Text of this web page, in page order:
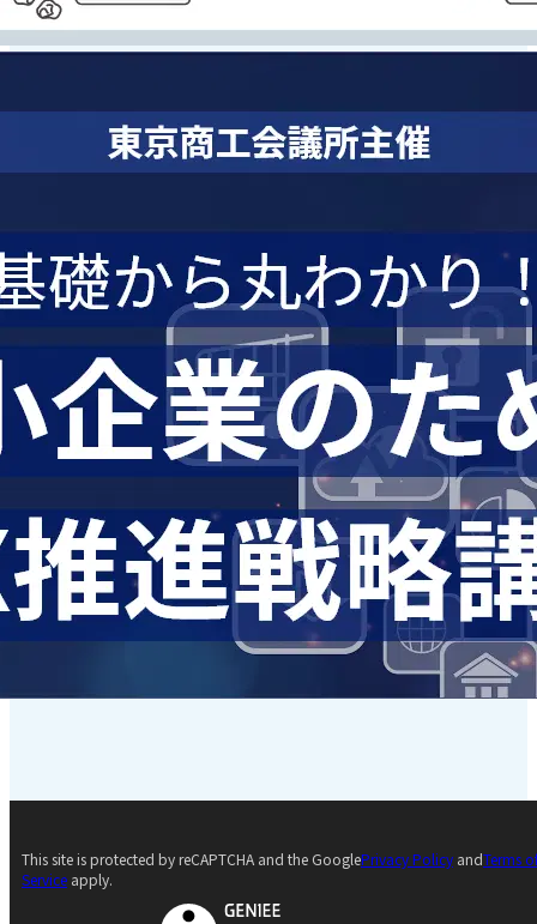
This site is protected by reCAPTCHA and the GooglePrivacy Policy andTerms
Service apply.